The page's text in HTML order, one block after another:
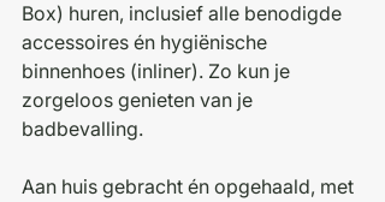
Box) huren, inclusief alle benodigde
accessoires én hygiënische
binnenhoes (inliner). Zo kun je
zorgeloos genieten van je
badbevalling.
Aan huis gebracht én opgehaald, met